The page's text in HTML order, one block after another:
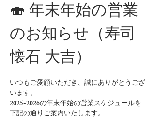
🍣 年末年始の営業
のお知らせ（寿司
懐石 大吉）
いつもご愛顧いただき、誠にありがとうござ
います。
2025-2026の年末年始の営業スケジュールを
下記の通りご案内いたします。